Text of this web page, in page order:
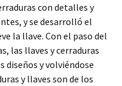
con detalles y
y se desarrolló el
la llave. Con el paso del
las llaves y cerraduras
diseños y volviéndose
y llaves son de los